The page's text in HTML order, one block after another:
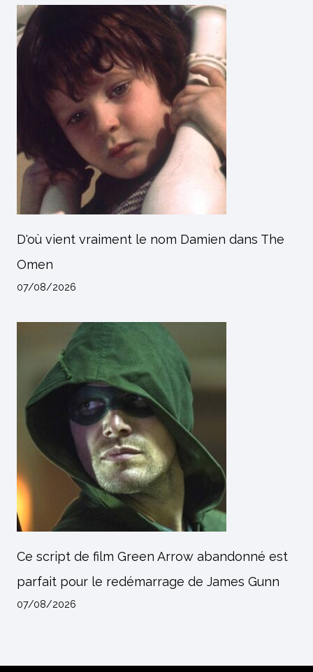
D'où vient vraiment le nom Damien dans The
Omen
07/08/2026
Ce script de film Green Arrow abandonné est
parfait pour le redémarrage de James Gunn
07/08/2026